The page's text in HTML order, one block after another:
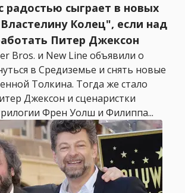
радостью сыграет в новых
Колец", если над
Питер Джексон
Bros. и New Line объявили о
в Средиземье и снять новые
Толкина. Тогда же стало
Джексон и сценаристки
Френ Уолш и Филиппа...